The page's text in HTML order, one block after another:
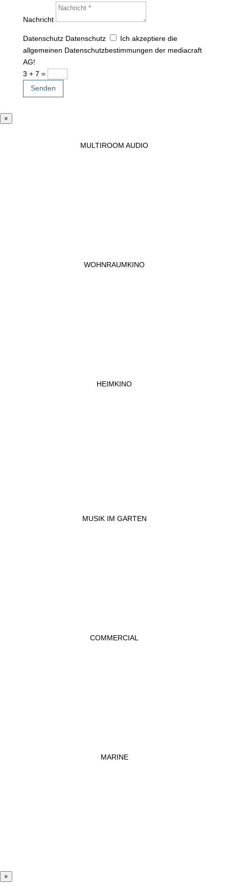
Nachricht
Datenschutz Datenschutz
Ich akzeptiere die
allgemeinen Datenschutzbestimmungen der mediacraft
AG!
3 + 7 =
Senden
×
MULTIROOM AUDIO
WOHNRAUMKINO
HEIMKINO
MUSIK IM GARTEN
COMMERCIAL
MARINE
×